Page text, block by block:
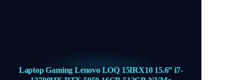
Laptop Gaming Lenovo LOQ 15IRX10 15.6” i7-